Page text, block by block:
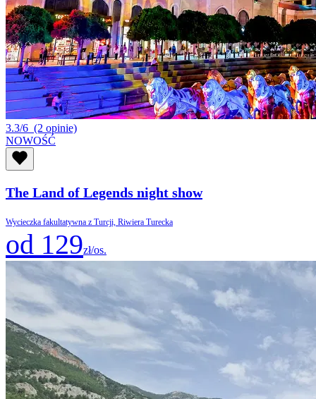
3.3/6 (2 opinie)
NOWOŚĆ
The Land of Legends night show
Wycieczka fakultatywna z Turcji, Riwiera Turecka
od 129zł/os.